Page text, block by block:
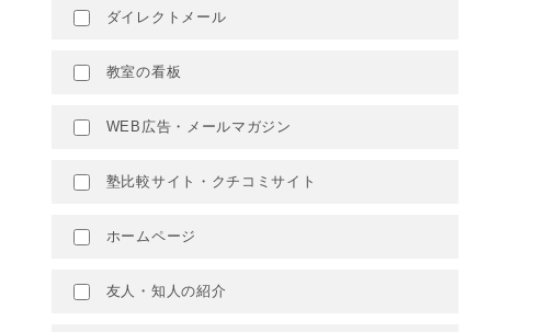
ダイレクトメール
教室の看板
WEB広告・メールマガジン
塾比較サイト・クチコミサイト
ホームページ
友人・知人の紹介